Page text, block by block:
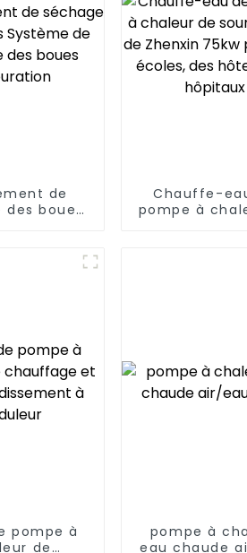
de
des boues
Chauffe-
pompe à
hôtels, des
pompe à
de
pompe à
eau chaude